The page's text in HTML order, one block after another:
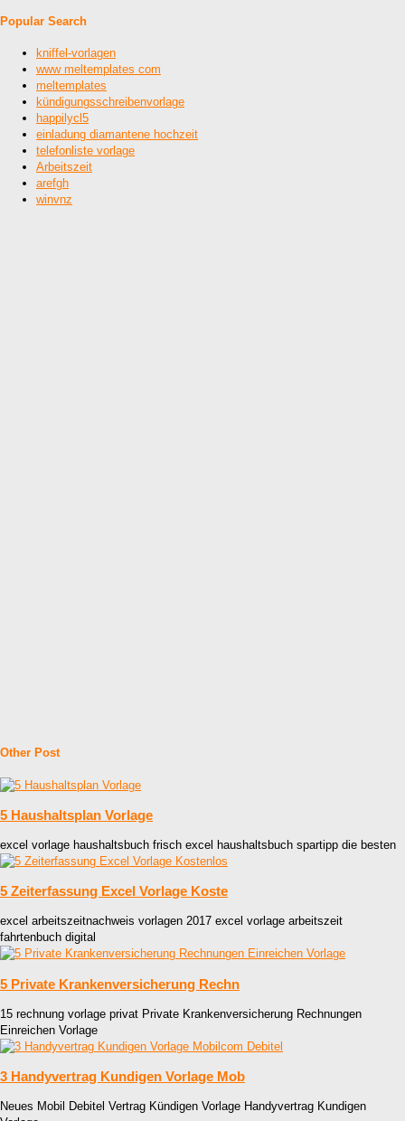
Popular Search
kniffel-vorlagen
www meltemplates com
meltemplates
kündigungsschreibenvorlage
happilycl5
einladung diamantene hochzeit
telefonliste vorlage
Arbeitszeit
arefgh
winvnz
Other Post
5 Haushaltsplan Vorlage
excel vorlage haushaltsbuch frisch excel haushaltsbuch spartipp die besten
5 Zeiterfassung Excel Vorlage Koste
excel arbeitszeitnachweis vorlagen 2017 excel vorlage arbeitszeit
fahrtenbuch digital
5 Private Krankenversicherung Rechn
15 rechnung vorlage privat Private Krankenversicherung Rechnungen
Einreichen Vorlage
3 Handyvertrag Kundigen Vorlage Mob
Neues Mobil Debitel Vertrag Kündigen Vorlage Handyvertrag Kundigen